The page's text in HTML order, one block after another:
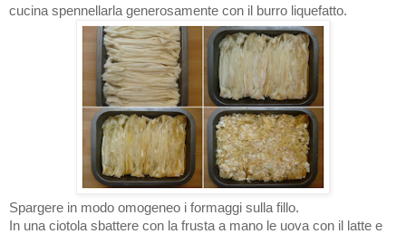
cucina spennellarla generosamente con il burro liquefatto.
Spargere in modo omogeneo i formaggi sulla fillo.
In una ciotola sbattere con la frusta a mano le uova con il latte e